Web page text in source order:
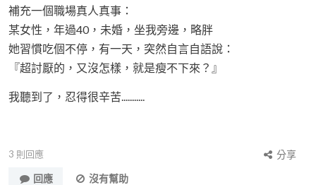
補充一個職場真人真事：
某女性，年過40，未婚，坐我旁邊，略胖
她習慣吃個不停，有一天，突然自言自語說：
『超討厭的，又沒怎樣，就是瘦不下來？』
我聽到了，忍得很辛苦...........
3 則回應
分享
回應
沒有幫助